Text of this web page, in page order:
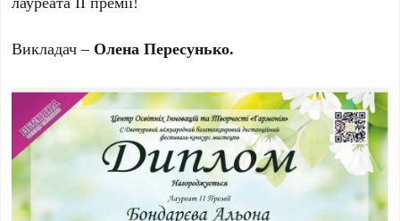
Викладач – Олена Пересунько.